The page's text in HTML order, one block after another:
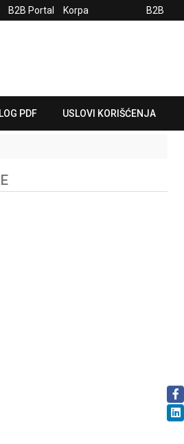
B2B Portal Korpa B2B
PDF USLOVI KORIŠĆENJA